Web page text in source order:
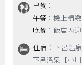
早餐 ：
午餐 ：機上精
晚餐 ：飯店內
住宿 ：下呂温
下呂溫泉【小